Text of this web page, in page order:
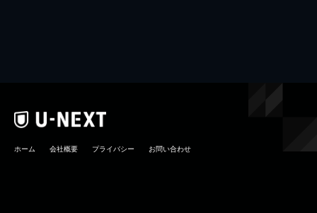
ホーム 会社概要 プライバシー お問い合わせ